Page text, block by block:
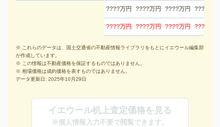
????万円 ????万円 ????万円 ????万円
????万円 ????万円 ????万円 ????万円
※ これらのデータは、国土交通省の不動産情報ライブラリをもとにイエウール編集部
が作成しています。
※ この情報は不動産価格を保証するものではありません。
※ 相場価格は成約価格を表すものではありません。
データ更新日: 2025年10月29日
イエウール机上査定価格を見る
※個人情報入力不要で閲覧できます。